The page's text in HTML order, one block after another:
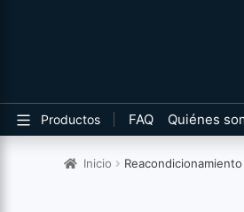
Productos FAQ Quiénes
Inicio Reacondicionamiento